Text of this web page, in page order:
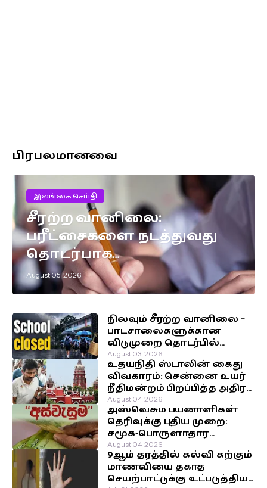
பிரபலமானவை
இலங்கை செய்தி
சீரற்ற வானிலை:
பரீட்சைகளை நடத்துவது
தொடர்பாக
எடுக்கப்பட்டுள்ள முக்கிய
தீர்மானம்!
August 05, 2026
நிலவும் சீரற்ற வானிலை –
பாடசாலைகளுக்கான
விடுமுறை தொடர்பில்
வௌியான தகவல்!
August 03, 2026
உதயநிதி ஸ்டாலின் கைது
விவகாரம்: சென்னை உயர்
நீதிமன்றம் பிறப்பித்த அதிரடி
உத்தரவு!
August 04, 2026
அஸ்வெசும பயனாளிகள்
தெரிவுக்கு புதிய முறை:
சமூக-பொருளாதார
நிலைக்கு முன்னுரிமை!
August 04, 2026
9ஆம் தரத்தில் கல்வி கற்கும்
மாணவியை தகாத
செயற்பாட்டுக்கு உட்படுத்திய